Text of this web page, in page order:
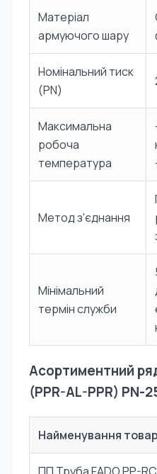
Матеріал
армуючого шару
Номінальний тиск
(PN)
Максимальна
робоча
температура
Метод з'єднання
Мінімальний
термін служби
Асортиментний
(PPR-AL-PPR) PN-
Найменування